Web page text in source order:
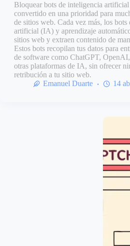
Bloquear bots de inteligencia artificial
convertido en una prioridad para
de sitios web. Cada vez más, los bots
artificial (IA) y aprendizaje
sitios web y extraen contenido de
Estos bots recopilan tus datos para
de software como ChatGPT,
otras plataformas de IA, sin ofrecer
retribución a tu sitio web.
Emanuel Duarte
14